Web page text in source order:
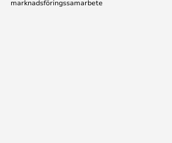
marknadsföringssamarbete